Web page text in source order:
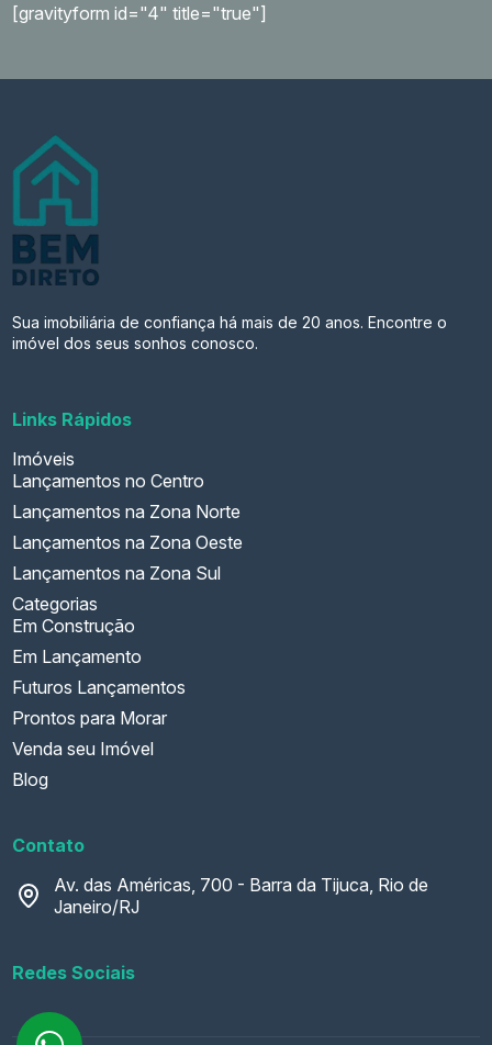
[gravityform id="4" title="true"]
Sua imobiliária de confiança há mais de 20 anos. Encontre o
imóvel dos seus sonhos conosco.
Links Rápidos
Imóveis
Lançamentos no Centro
Lançamentos na Zona Norte
Lançamentos na Zona Oeste
Lançamentos na Zona Sul
Categorias
Em Construção
Em Lançamento
Futuros Lançamentos
Prontos para Morar
Venda seu Imóvel
Blog
Contato
Av. das Américas, 700 - Barra da Tijuca, Rio de
Janeiro/RJ
Redes Sociais